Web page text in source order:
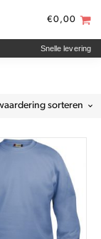
€0,00
Snelle levering